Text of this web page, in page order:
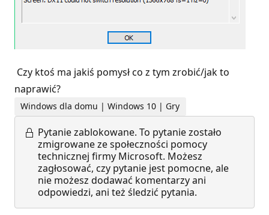
Czy ktoś ma jakiś pomysł co z tym zrobić/jak to
naprawić?
Windows dla domu | Windows 10 | Gry
Pytanie zablokowane. To pytanie zostało
zmigrowane ze społeczności pomocy
technicznej firmy Microsoft. Możesz
zagłosować, czy pytanie jest pomocne, ale
nie możesz dodawać komentarzy ani
odpowiedzi, ani też śledzić pytania.